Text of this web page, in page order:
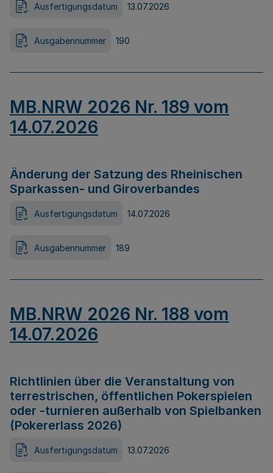
Ausfertigungsdatum 13.07.2026
Ausgabennummer 190
MB.NRW 2026 Nr. 189 vom
14.07.2026
Änderung der Satzung des Rheinischen
Sparkassen- und Giroverbandes
Ausfertigungsdatum 14.07.2026
Ausgabennummer 189
MB.NRW 2026 Nr. 188 vom
14.07.2026
Richtlinien über die Veranstaltung von
terrestrischen, öffentlichen Pokerspielen
oder -turnieren außerhalb von Spielbanken
(Pokererlass 2026)
Ausfertigungsdatum 13.07.2026